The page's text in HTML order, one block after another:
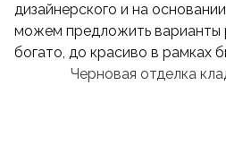
дизайнерского и на
можем предложить варианты
богато, до красиво в рамках
Черновая отделка